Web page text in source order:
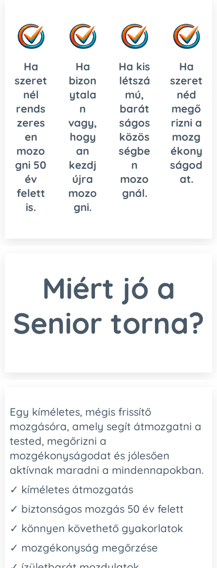
Ha
szeret
nél
rends
zeres
en
mozo
gni 50
év
felett
is.
Ha
bizon
ytala
n
vagy,
hogy
an
kezdj
újra
mozo
gni.
Ha kis
létszá
mú,
barát
ságos
közös
ségbe
n
mozo
gnál.
Ha
szeret
néd
megő
rizni a
mozg
ékony
ságod
at.
Miért jó a
Senior torna?
Egy kíméletes, mégis frissítő
mozgásóra, amely segít átmozgatni a
tested, megőrizni a
mozgékonyságodat és jólesően
aktívnak maradni a mindennapokban.
✓ kíméletes átmozgatás
✓ biztonságos mozgás 50 év felett
✓ könnyen követhető gyakorlatok
✓ mozgékonyság megőrzése